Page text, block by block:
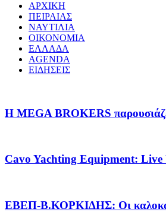
ΑΡΧΙΚΗ
ΠΕΙΡΑΙΑΣ
ΝΑΥΤΙΛΙΑ
ΟΙΚΟΝΟΜΙΑ
ΕΛΛΑΔΑ
AGENDA
ΕΙΔΗΣΕΙΣ
Η MEGA BROKERS
Cavo Yachting Equipment:
EΒΕΠ-Β.ΚΟΡΚΙΔΗΣ: Οι